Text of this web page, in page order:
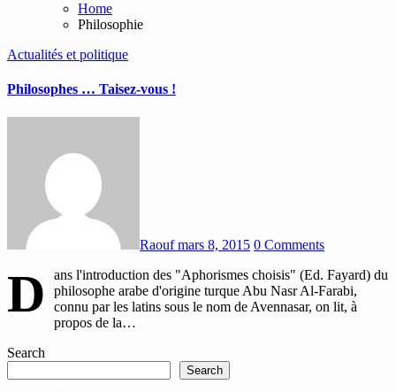
Home
Philosophie
Actualités et politique
Philosophes … Taisez-vous !
Raoufmars 8, 2015 0 Comments
D
ans l'introduction des "Aphorismes choisis" (Ed. Fayard) du
philosophe arabe d'origine turque Abu Nasr Al-Farabi,
connu par les latins sous le nom de Avennasar, on lit, à
propos de la…
Search
Search